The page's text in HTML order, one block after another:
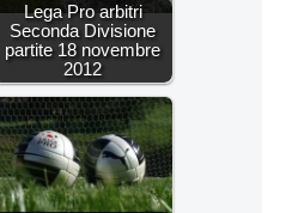
Lega Pro arbitri
Seconda Divisione
partite 18 novembre
2012